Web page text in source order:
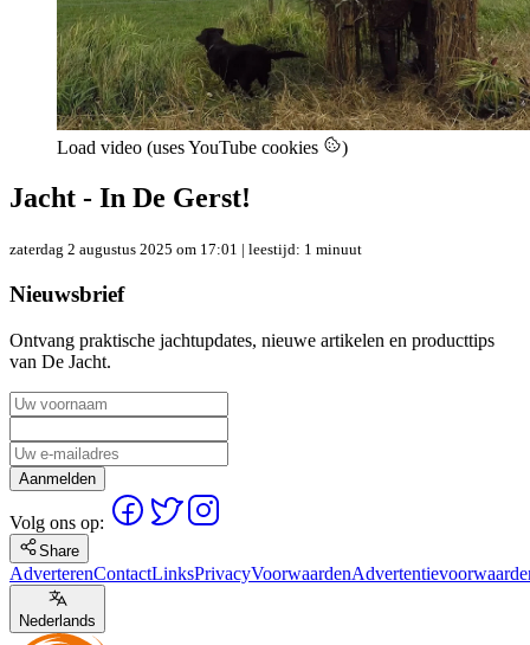
Load video (uses YouTube cookies )
Jacht - In De Gerst!
zaterdag 2 augustus 2025 om 17:01 | leestijd: 1 minuut
Nieuwsbrief
Ontvang praktische jachtupdates, nieuwe artikelen en producttips
van De Jacht.
Aanmelden
Volg ons op:
Share
AdverterenContactLinksPrivacyVoorwaarden
Nederlands